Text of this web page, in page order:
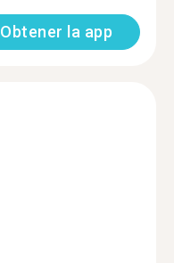
Obtener la app